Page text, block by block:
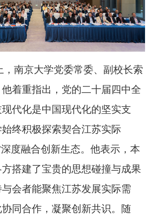
，南京大学党委常委、副校长索
着重指出，党的二十届四中全
代化是中国现代化的坚实支
始终积极探索契合江苏实际
深度融合创新生态。他表示，本
搭建了宝贵的思想碰撞与成果
会者能聚焦江苏发展实际需
同合作，凝聚创新共识。随